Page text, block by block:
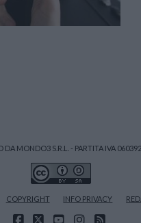
DA MONDO3 S.R.L. - PARTITA IVA
COPYRIGHT INFO PRIVACY